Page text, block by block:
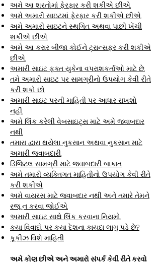
અમે આ શરતોમાં ફેરફાર કરી શકીએ છીએ.
અમે અમારી સાઇટમાં ફેરફાર કરી શકીએ છીએ.
અમે અમારી સાઇટને સ્થગિત અથવા પાછી ખેંચી
શકીએ છીએ.
અમે આ કરાર બીજા કોઈને ટ્રાન્સફર કરી શકીએ
છીએ.
અમારી સાઇટ ફક્ત યુકેના વપરાશકર્તાઓ માટે છે.
તમે અમારી સાઇટ પર સામગ્રીનો ઉપયોગ કેવી રીતે
કરી શકો છો.
અમારી સાઇટ પરની માહિતી પર આધાર રાખશો
નહીં.
અમે લિંક કરેલી વેબસાઇટ્સ માટે અમે જવાબદાર
નથી.
તમારા દ્વારા થયેલા નુકસાન અથવા નુકસાન માટે
અમારી જવાબદારી.
ડિજિટલ સામગ્રી માટે જવાબદારી બાકાત.
અમે તમારી વ્યક્તિગત માહિતીનો ઉપયોગ કેવી રીતે
કરી શકીએ.
અમે વાયરસ માટે જવાબદાર નથી અને તમારે તેમને
રજૂ ન કરવા જોઈએ.
અમારી સાઇટ સાથે લિંક કરવાના નિયમો.
કયા વિવાદો પર કયા દેશના કાયદા લાગુ પડે છે?
કૂકીઝ વિશે માહિતી
અમે કોણ છીએ અને અમારો સંપર્ક કેવી રીતે કરવો